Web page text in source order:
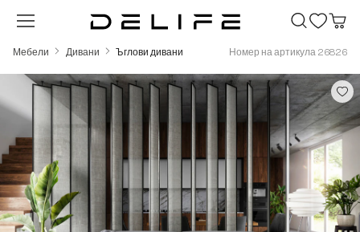
Преминете към основното съдържание
Мебели Дивани Ъглови дивани Номер на артикула 26826
Пропуснете галерия с изображения